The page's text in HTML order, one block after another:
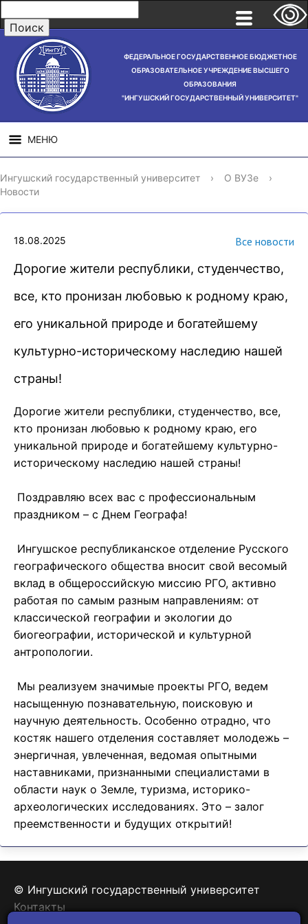
ФЕДЕРАЛЬНОЕ ГОСУДАРСТВЕННОЕ БЮДЖЕТНОЕ
ОБРАЗОВАТЕЛЬНОЕ УЧРЕЖДЕНИЕ ВЫСШЕГО
ОБРАЗОВАНИЯ
"ИНГУШСКИЙ ГОСУДАРСТВЕННЫЙ УНИВЕРСИТЕТ"
МЕНЮ
СВЕДЕНИЯ ОБ
ОБРАЗОВАТЕЛЬНОЙ
НАУЧНАЯ
ДЕЯТЕЛЬНОСТЬ
Ингушский государственный университет › О ВУЗе
›
Новости
18.08.2025 Все новости
Дорогие жители республики, студенчество,
все, кто пронизан любовью к родному краю,
его уникальной природе и богатейшему
культурно-историческому наследию нашей
страны!
Дорогие жители республики, студенчество, все,
кто пронизан любовью к родному краю, его
уникальной природе и богатейшему культурно-
историческому наследию нашей страны!
Поздравляю всех вас с профессиональным
праздником – с Днем Географа!
Ингушское республиканское отделение Русского
географического общества вносит свой весомый
вклад в общероссийскую миссию РГО, активно
работая по самым разным направлениям: от
классической географии и экологии до
биогеографии, исторической и культурной
антропологии.
Мы реализуем значимые проекты РГО, ведем
насыщенную познавательную, поисковую и
научную деятельность. Особенно отрадно, что
костяк нашего отделения составляет молодежь –
энергичная, увлеченная, ведомая опытными
наставниками, признанными специалистами в
области наук о Земле, туризма, историко-
археологических исследованиях. Это – залог
преемственности и будущих открытий!
© Ингушский государственный университет
Контакты